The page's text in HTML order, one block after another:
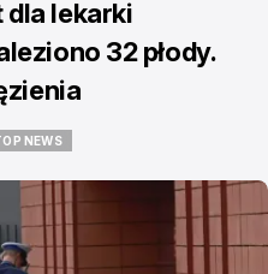
lekarki
32 płody.
NEWS